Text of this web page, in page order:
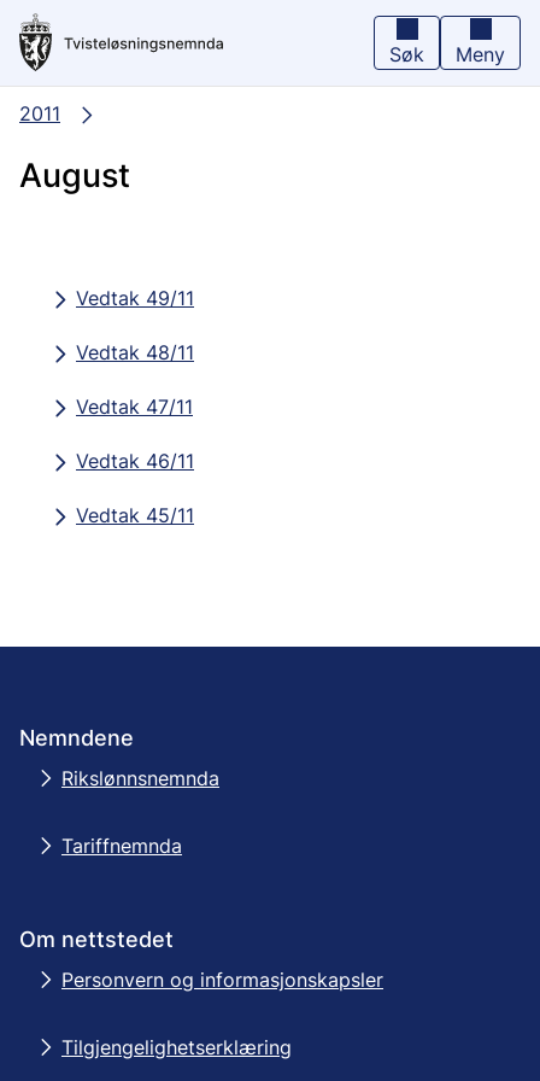
Hopp
hovedinnhold
Søk Meny
2011
August
Vedtak 49/11
Vedtak 48/11
Vedtak 47/11
Vedtak 46/11
Vedtak 45/11
Nemndene
Rikslønnsnemnda
Tariffnemnda
Om nettstedet
Personvern og informasjonskapsler
Tilgjengelighetserklæring